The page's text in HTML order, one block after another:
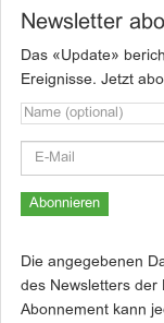
Newsletter
Das «Update»
Ereignisse. Jetzt
Die angegebenen
des Newsletters der
Abonnement kann